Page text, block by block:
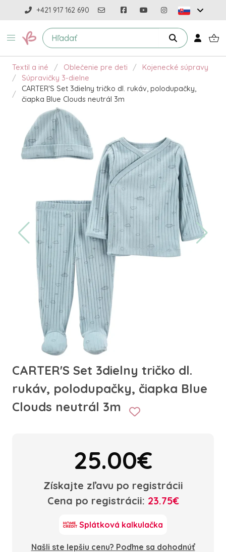
+421 917 162 690
Textil a iné Oblečenie pre deti
Kojenecké súpravy
Súpravičky 3-dielne
CARTER'S Set 3dielny tričko dl. rukáv, polodupačky,
čiapka Blue Clouds neutrál 3m
CARTER'S Set 3dielny tričko dl.
rukáv, polodupačky, čiapka Blue
Clouds neutrál 3m
25.00€
Získajte zľavu po registrácii
Cena po registrácii: 23.75€
Splátková kalkulačka
Našli ste lepšiu cenu? Poďme sa dohodnúť